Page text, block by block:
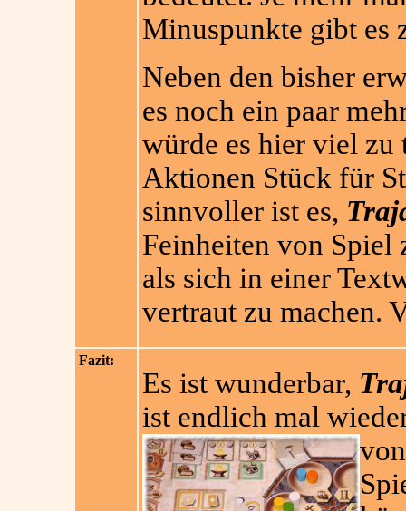
Minuspunkte gibt es
Neben den bisher
es noch ein paar
würde es hier viel
Aktionen Stück für
sinnvoller ist es,
Feinheiten von Spiel
als sich in einer
vertraut zu machen.
Fazit:
Es ist wunderbar,
ist endlich mal